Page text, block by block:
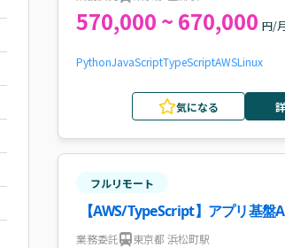
570,000 ~ 670,000 円/
PythonJavaScriptTypeScriptAWSLinux
気になる
フルリモート
【AWS/TypeScript】アプリ基盤
業務委託 東京都 浜松町駅